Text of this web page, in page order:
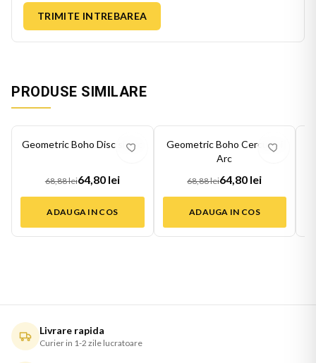
TRIMITE INTREBAREA
PRODUSE SIMILARE
6%
Geometric Boho Disc si Arc
68,88 lei64,80 lei
ADAUGA IN COS
6%
Geometric Boho Cercuri si
Arc
68,88 lei64,80 lei
ADAUGA IN COS
Livrare rapida
Curier in 1-2 zile lucratoare